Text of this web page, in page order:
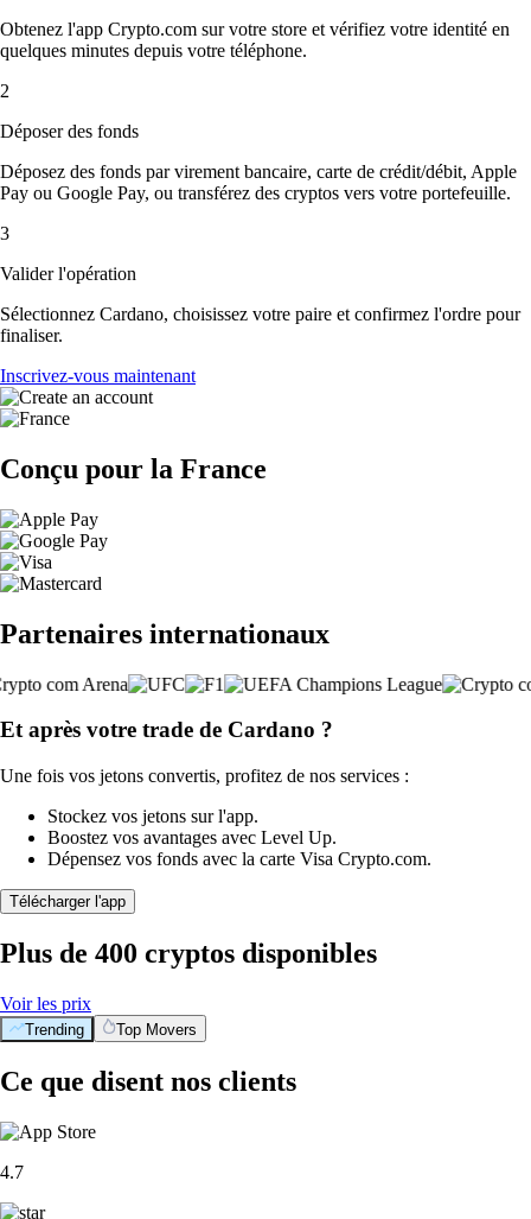
Obtenez l'app Crypto.com sur votre store et vérifiez votre identité en
quelques minutes depuis votre téléphone.
2
Déposer des fonds
Déposez des fonds par virement bancaire, carte de crédit/débit, Apple
Pay ou Google Pay, ou transférez des cryptos vers votre portefeuille.
3
Valider l'opération
Sélectionnez Cardano, choisissez votre paire et confirmez l'ordre pour
finaliser.
Inscrivez-vous maintenant
Conçu pour la France
Partenaires internationaux
Et après votre trade de Cardano ?
Une fois vos jetons convertis, profitez de nos services :
Stockez vos jetons sur l'app.
Boostez vos avantages avec Level Up.
Dépensez vos fonds avec la carte Visa Crypto.com.
Télécharger l'app
Plus de 400 cryptos disponibles
Voir les prix
Trending Top Movers
Ce que disent nos clients
4.7